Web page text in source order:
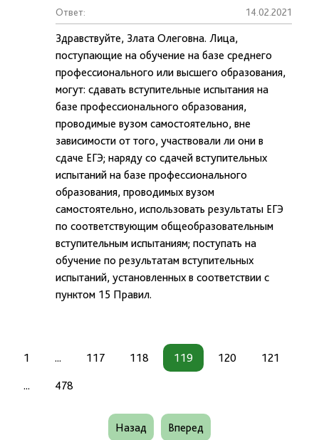
Ответ: 14.02.2021
Здравствуйте, Злата Олеговна. Лица,
поступающие на обучение на базе среднего
профессионального или высшего образования,
могут: сдавать вступительные испытания на
базе профессионального образования,
проводимые вузом самостоятельно, вне
зависимости от того, участвовали ли они в
сдаче ЕГЭ; наряду со сдачей вступительных
испытаний на базе профессионального
образования, проводимых вузом
самостоятельно, использовать результаты ЕГЭ
по соответствующим общеобразовательным
вступительным испытаниям; поступать на
обучение по результатам вступительных
испытаний, установленных в соответствии с
пунктом 15 Правил.
1 ... 117 118 119 120 121
... 478
Назад Вперед